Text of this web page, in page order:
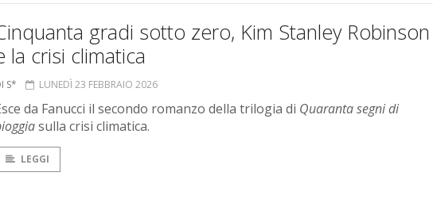
gradi sotto zero, Kim Stanley Robinson
la crisi climatica
S* LUNEDÌ 23 FEBBRAIO 2026
da Fanucci il secondo romanzo della trilogia di Quaranta segni di
sulla crisi climatica.
LEGGI